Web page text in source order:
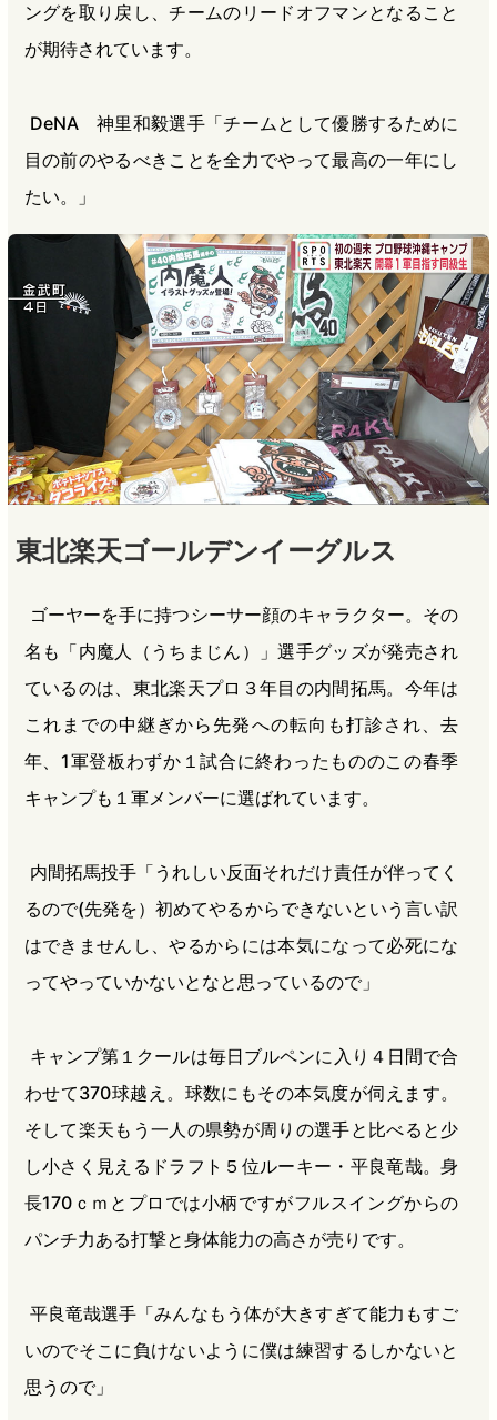
ングを取り戻し、チームのリードオフマンとなること
が期待されています。
DeNA 神里和毅選手「チームとして優勝するために
目の前のやるべきことを全力でやって最高の一年にし
たい。」
東北楽天ゴールデンイーグルス
ゴーヤーを手に持つシーサー顔のキャラクター。その
名も「内魔人（うちまじん）」選手グッズが発売され
ているのは、東北楽天プロ３年目の内間拓馬。今年は
これまでの中継ぎから先発への転向も打診され、去
年、1軍登板わずか１試合に終わったもののこの春季
キャンプも１軍メンバーに選ばれています。
内間拓馬投手「うれしい反面それだけ責任が伴ってく
るので(先発を）初めてやるからできないという言い訳
はできませんし、やるからには本気になって必死にな
ってやっていかないとなと思っているので」
キャンプ第１クールは毎日ブルペンに入り４日間で合
わせて370球越え。球数にもその本気度が伺えます。
そして楽天もう一人の県勢が周りの選手と比べると少
し小さく見えるドラフト５位ルーキー・平良竜哉。身
長170ｃｍとプロでは小柄ですがフルスイングからの
パンチ力ある打撃と身体能力の高さが売りです。
平良竜哉選手「みんなもう体が大きすぎて能力もすご
いのでそこに負けないように僕は練習するしかないと
思うので」